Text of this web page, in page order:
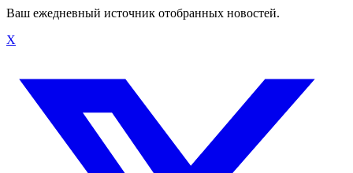
Ваш ежедневный источник отобранных новостей.
X